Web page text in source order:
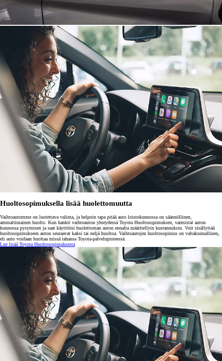
Huoltosopimuksella lisää huolettomuutta
Vaihtoautomme on luotettava valinta, ja helpoin tapa pitää auto loistokunnossa on säännöllinen,
ammattimainen huolto. Kun hankit vaihtoauton yhteydessä Toyota Huoltosopimuksen, varmistat auton
kunnossa pysymisen ja saat käyttöösi huolettoman auton ennalta määritellyin kustannuksin. Voit sisällyttää
huoltosopimukseen auton seuraavat kaksi tai neljä huoltoa. Vaihtoautojen huoltosopimus on valtakunnallinen,
eli auto voidaan huoltaa missä tahansa Toyota-palvelupisteessä.
Lue lisää Toyota Huoltosopimuksesta